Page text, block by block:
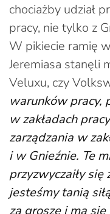
chociażby udział
pracy, nie tylko z
W pikiecie ramię
Jeremiasa stanęli
Veluxu, czy
warunków pracy,
w zakładach
zarządzania w
i w Gnieźnie. Te
przyzwyczaiły
jesteśmy tanią
za grosze i ma